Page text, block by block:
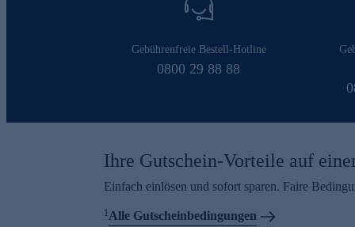
Gebührenfreie Bestell-Hotline
0800 29 88 88
Ihre Gutschein-Vorteile auf
Einfach einlösen und sofort sparen. Faire
1Alle Gutscheinbedingungen